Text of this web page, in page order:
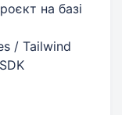
на базі
/ Tailwind